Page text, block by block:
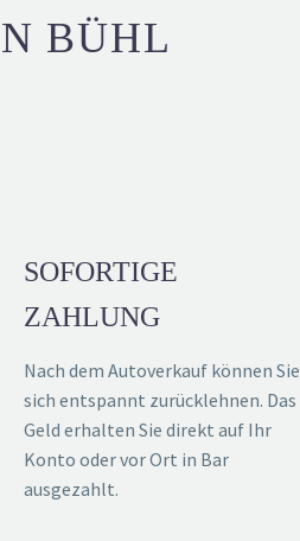
BÜHL
SOFORTIGE
ZAHLUNG
Nach dem Autoverkauf können Sie
sich entspannt zurücklehnen. Das
Geld erhalten Sie direkt auf Ihr
Konto oder vor Ort in Bar
ausgezahlt.